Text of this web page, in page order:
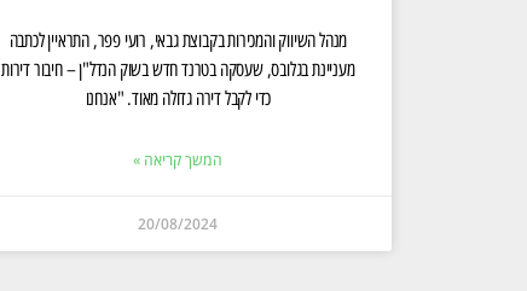
מנהל השיווק והמכירות בקבוצת גבאי, רועי פפר, התראיין לכתבה
מעניינת בגלובס, שעסקה בטרנד חדש בשוק הנדל"ן – חיבור דירות
כדי לקבל דירה גדולה מאוד. "אנחנו
המשך קריאה »
20/08/2024